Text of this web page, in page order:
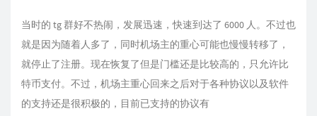
当时的 tg 群好不热闹，发展迅速，快速到达了 6000 人。不过也
就是因为随着人多了，同时机场主的重心可能也慢慢转移了，
就停止了注册。现在恢复了但是门槛还是比较高的，只允许比
特币支付。不过，机场主重心回来之后对于各种协议以及软件
的支持还是很积极的，目前已支持的协议有